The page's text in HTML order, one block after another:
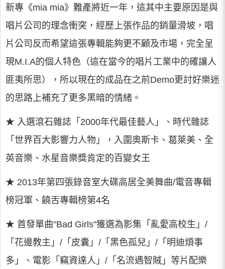
新專《mia mia》難產將近一年，這其中主要原因是與
唱片公司的理念衝突，經歷上張作品的銷量滑坡，唱
片公司反而希望這張專輯能夠更不顧及市場，完全呈
現M.I.A的個人特色（這在當今的唱片工業中的確讓人
匪夷所思），所以現在的成品在之前Demo更討好樂迷
的思路上補充了更多黑暗的情緒。
★ 入選滾石雜誌「2000年代最佳藝人」、時代雜誌
「世界百大影響力人物」，入圍奧斯卡、葛萊美、全
英音樂、水星音樂獎肯定的百變女王
★ 2013年第四張錄音室大碟高居全美舞曲/電音專輯
榜冠軍、饒舌專輯榜第4名
★ 首發單曲"Bad Girls"獲選為影集「亂愛高校生」/
「花邊教主」/「皮囊」/「黑色孤兒」/「明迪煩事
多」、電影「竊資達人」/「名流遇智賊」等片配樂